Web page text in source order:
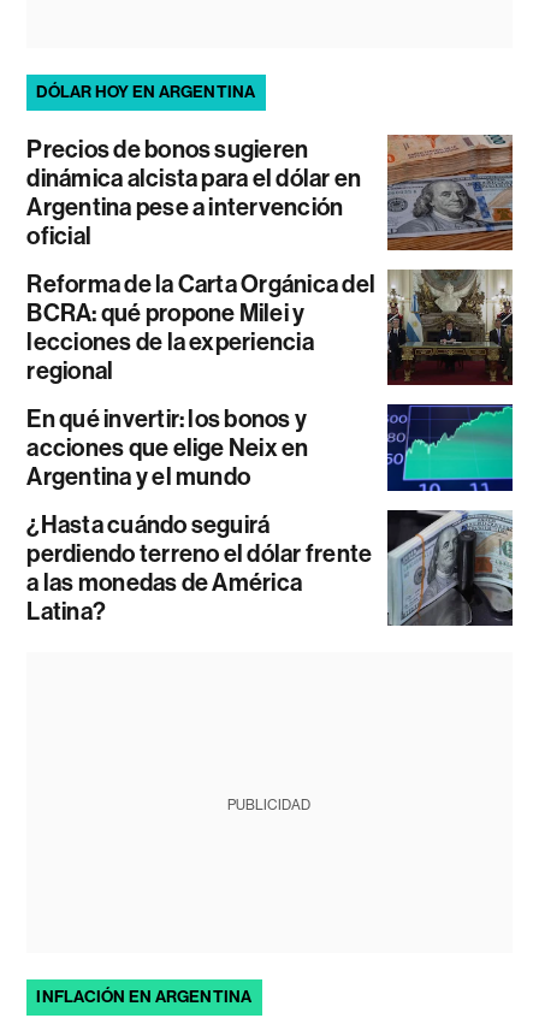
DÓLAR HOY EN ARGENTINA
Precios de bonos sugieren
dinámica alcista para el dólar en
Argentina pese a intervención
oficial
Reforma de la Carta Orgánica del
BCRA: qué propone Milei y
lecciones de la experiencia
regional
En qué invertir: los bonos y
acciones que elige Neix en
Argentina y el mundo
¿Hasta cuándo seguirá
perdiendo terreno el dólar frente
a las monedas de América
Latina?
PUBLICIDAD
INFLACIÓN EN ARGENTINA